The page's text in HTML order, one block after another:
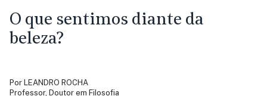
O que sentimos diante da
beleza?
Por LEANDRO ROCHA
Professor, Doutor em Filosofia